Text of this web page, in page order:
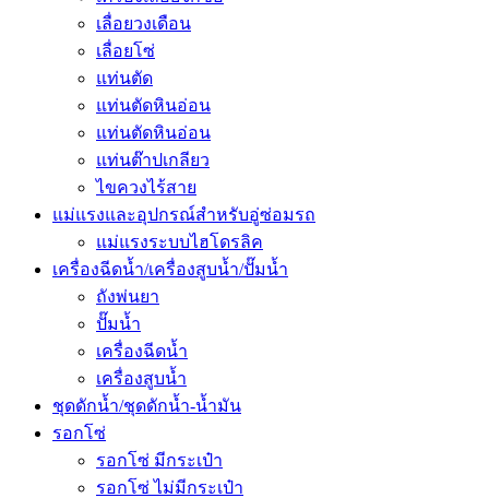
เลื่อยวงเดือน
เลื่อยโซ่
แท่นตัด
แท่นตัดหินอ่อน
แท่นตัดหินอ่อน
แท่นต๊าปเกลียว
ไขควงไร้สาย
แม่แรงและอุปกรณ์สำหรับอู่ซ่อมรถ
แม่แรงระบบไฮโดรลิค
เครื่องฉีดน้ำ/เครื่องสูบน้ำ/ปั๊มน้ำ
ถังพ่นยา
ปั๊มน้ำ
เครื่องฉีดน้ำ
เครื่องสูบน้ำ
ชุดดักน้ำ/ชุดดักน้ำ-น้ำมัน
รอกโซ่
รอกโซ่ มีกระเป๋า
รอกโซ่ ไม่มีกระเป๋า